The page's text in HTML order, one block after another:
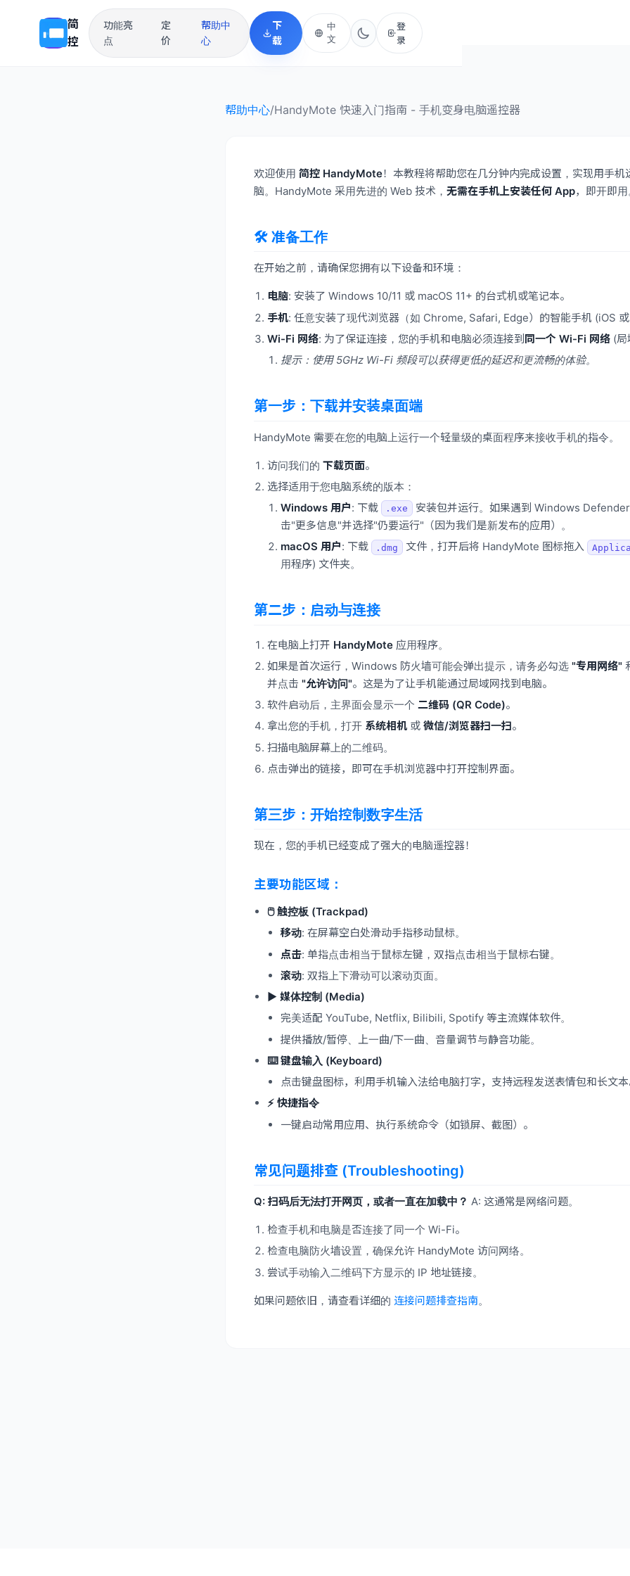
简
控
功能亮
点
定
价
帮助中
心
下
载
中
文
登
录
帮助中心/HandyMote 快速入门指南 - 手机变身电脑遥控器
欢迎使用 简控 HandyMote！本教程将帮助您在几分钟内完成设置，实现用手机
脑。HandyMote 采用先进的 Web 技术， 无需在手机上安装任何 App，即开即
🛠️ 准备工作
在开始之前，请确保您拥有以下设备和环境：
电脑: 安装了 Windows 10/11 或 macOS 11+ 的台式机或笔记本。
手机: 任意安装了现代浏览器（如 Chrome, Safari, Edge）的智能手机 (iOS
Wi-Fi 网络: 为了保证连接，您的手机和电脑必须连接到 同一个 Wi-Fi 网络(局
提示：使用 5GHz Wi-Fi 频段可以获得更低的延迟和更流畅的体验。
第一步：下载并安装桌面端
HandyMote 需要在您的电脑上运行一个轻量级的桌面程序来接收手机的指令。
访问我们的 下载页面。
选择适用于您电脑系统的版本：
Windows 用户: 下载 .exe 安装包并运行。如果遇到 Windows
击"更多信息"并选择"仍要运行"（因为我们是新发布的应用）。
macOS 用户: 下载 .dmg 文件，打开后将 HandyMote 图标拖入
用程序) 文件夹。
第二步：启动与连接
在电脑上打开 HandyMote应用程序。
如果是首次运行，Windows 防火墙可能会弹出提示，请务必勾选 "专用网络"
并点击 "允许访问"。这是为了让手机能通过局域网找到电脑。
软件启动后，主界面会显示一个 二维码 (QR Code)。
拿出您的手机，打开 系统相机或 微信/浏览器扫一扫。
扫描电脑屏幕上的二维码。
点击弹出的链接，即可在手机浏览器中打开控制界面。
第三步：开始控制数字生活
现在，您的手机已经变成了强大的电脑遥控器！
主要功能区域：
🖱️ 触控板 (Trackpad)
移动: 在屏幕空白处滑动手指移动鼠标。
点击: 单指点击相当于鼠标左键，双指点击相当于鼠标右键。
滚动: 双指上下滑动可以滚动页面。
▶️ 媒体控制 (Media)
完美适配 YouTube, Netflix, Bilibili, Spotify 等主流媒体软件。
提供播放/暂停、上一曲/下一曲、音量调节与静音功能。
⌨️ 键盘输入 (Keyboard)
点击键盘图标，利用手机输入法给电脑打字，支持远程发送表情包和长文
⚡ 快捷指令
一键启动常用应用、执行系统命令（如锁屏、截图）。
常见问题排查 (Troubleshooting)
Q: 扫码后无法打开网页，或者一直在加载中？ A: 这通常是网络问题。
检查手机和电脑是否连接了同一个 Wi-Fi。
检查电脑防火墙设置，确保允许 HandyMote 访问网络。
尝试手动输入二维码下方显示的 IP 地址链接。
如果问题依旧，请查看详细的 连接问题排查指南。